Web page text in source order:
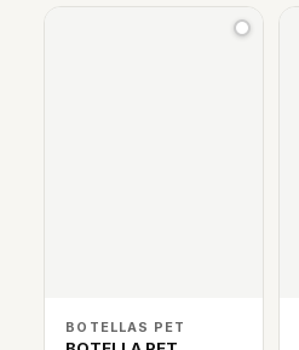
BOTELLAS PET